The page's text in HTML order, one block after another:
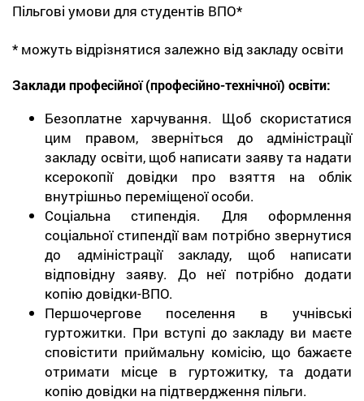
Пільгові умови для студентів ВПО*
* можуть відрізнятися залежно від закладу освіти
Заклади професійної (професійно-технічної) освіти:
Безоплатне харчування. Щоб скористатися
цим правом, зверніться до адміністрації
закладу освіти, щоб написати заяву та надати
ксерокопії довідки про взяття на облік
внутрішньо переміщеної особи.
Соціальна стипендія. Для оформлення
соціальної стипендії вам потрібно звернутися
до адміністрації закладу, щоб написати
відповідну заяву. До неї потрібно додати
копію довідки-ВПО.
Першочергове поселення в учнівські
гуртожитки. При вступі до закладу ви маєте
сповістити приймальну комісію, що бажаєте
отримати місце в гуртожитку, та додати
копію довідки на підтвердження пільги.